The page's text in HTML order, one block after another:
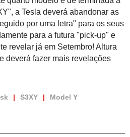
a Tesla deverá abandonar as
por uma letra" para os seus
para a futura "pick-up" e
revelar já em Setembro! Altura
deverá fazer mais revelações
S3XY Model Y